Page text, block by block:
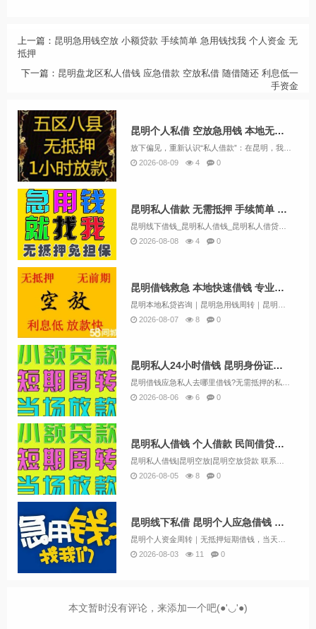
上一篇： 昆明急用钱空放 小额贷款 手续简单 急用钱找我 个人资金 无
抵押
下一篇： 昆明盘龙区私人借钱 应急借款 空放私借 随借随还 利息低一
手资金
昆明个人私借 空放急用钱 本地无抵押贷款 一对一保密放款
2026-08-09
4 0
昆明私人借款 无需抵押 手续简单 当天放款 24小时在线服务
2026-08-08
4 0
昆明借钱救急 本地快速借钱 专业空放私借 24小时服务当天放款
2026-08-07
8 0
昆明私人24小时借钱 昆明身份证短借 昆明急用贷当天拿钱
2026-08-06
6 0
昆明私人借钱 个人借款 民间借贷公司 应急借钱电话空放私借随借随还
2026-08-05
8 0
昆明线下私借 昆明个人应急借钱 无需抵押当天应急借款
2026-08-03
11 0
本文暂时没有评论，来添加一个吧(●'◡'●)